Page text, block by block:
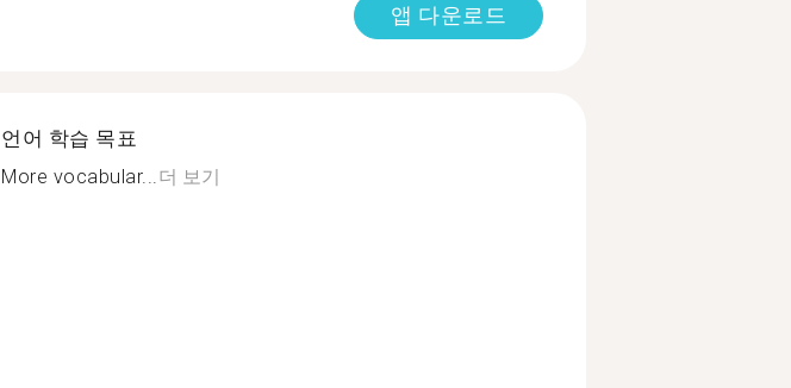
앱 다운로드
언어 학습 목표
More vocabular...더 보기